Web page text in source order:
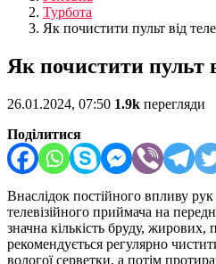
Турбота
Як почистити пульт від
Як почистити пульт
26.01.2024, 07:50 1.9k перегляди
Поділитися
Внаслідок постійного впливу
телевізійного приймача на
значна кількість бруду,
рекомендується регулярно
вологої серветки, а потім